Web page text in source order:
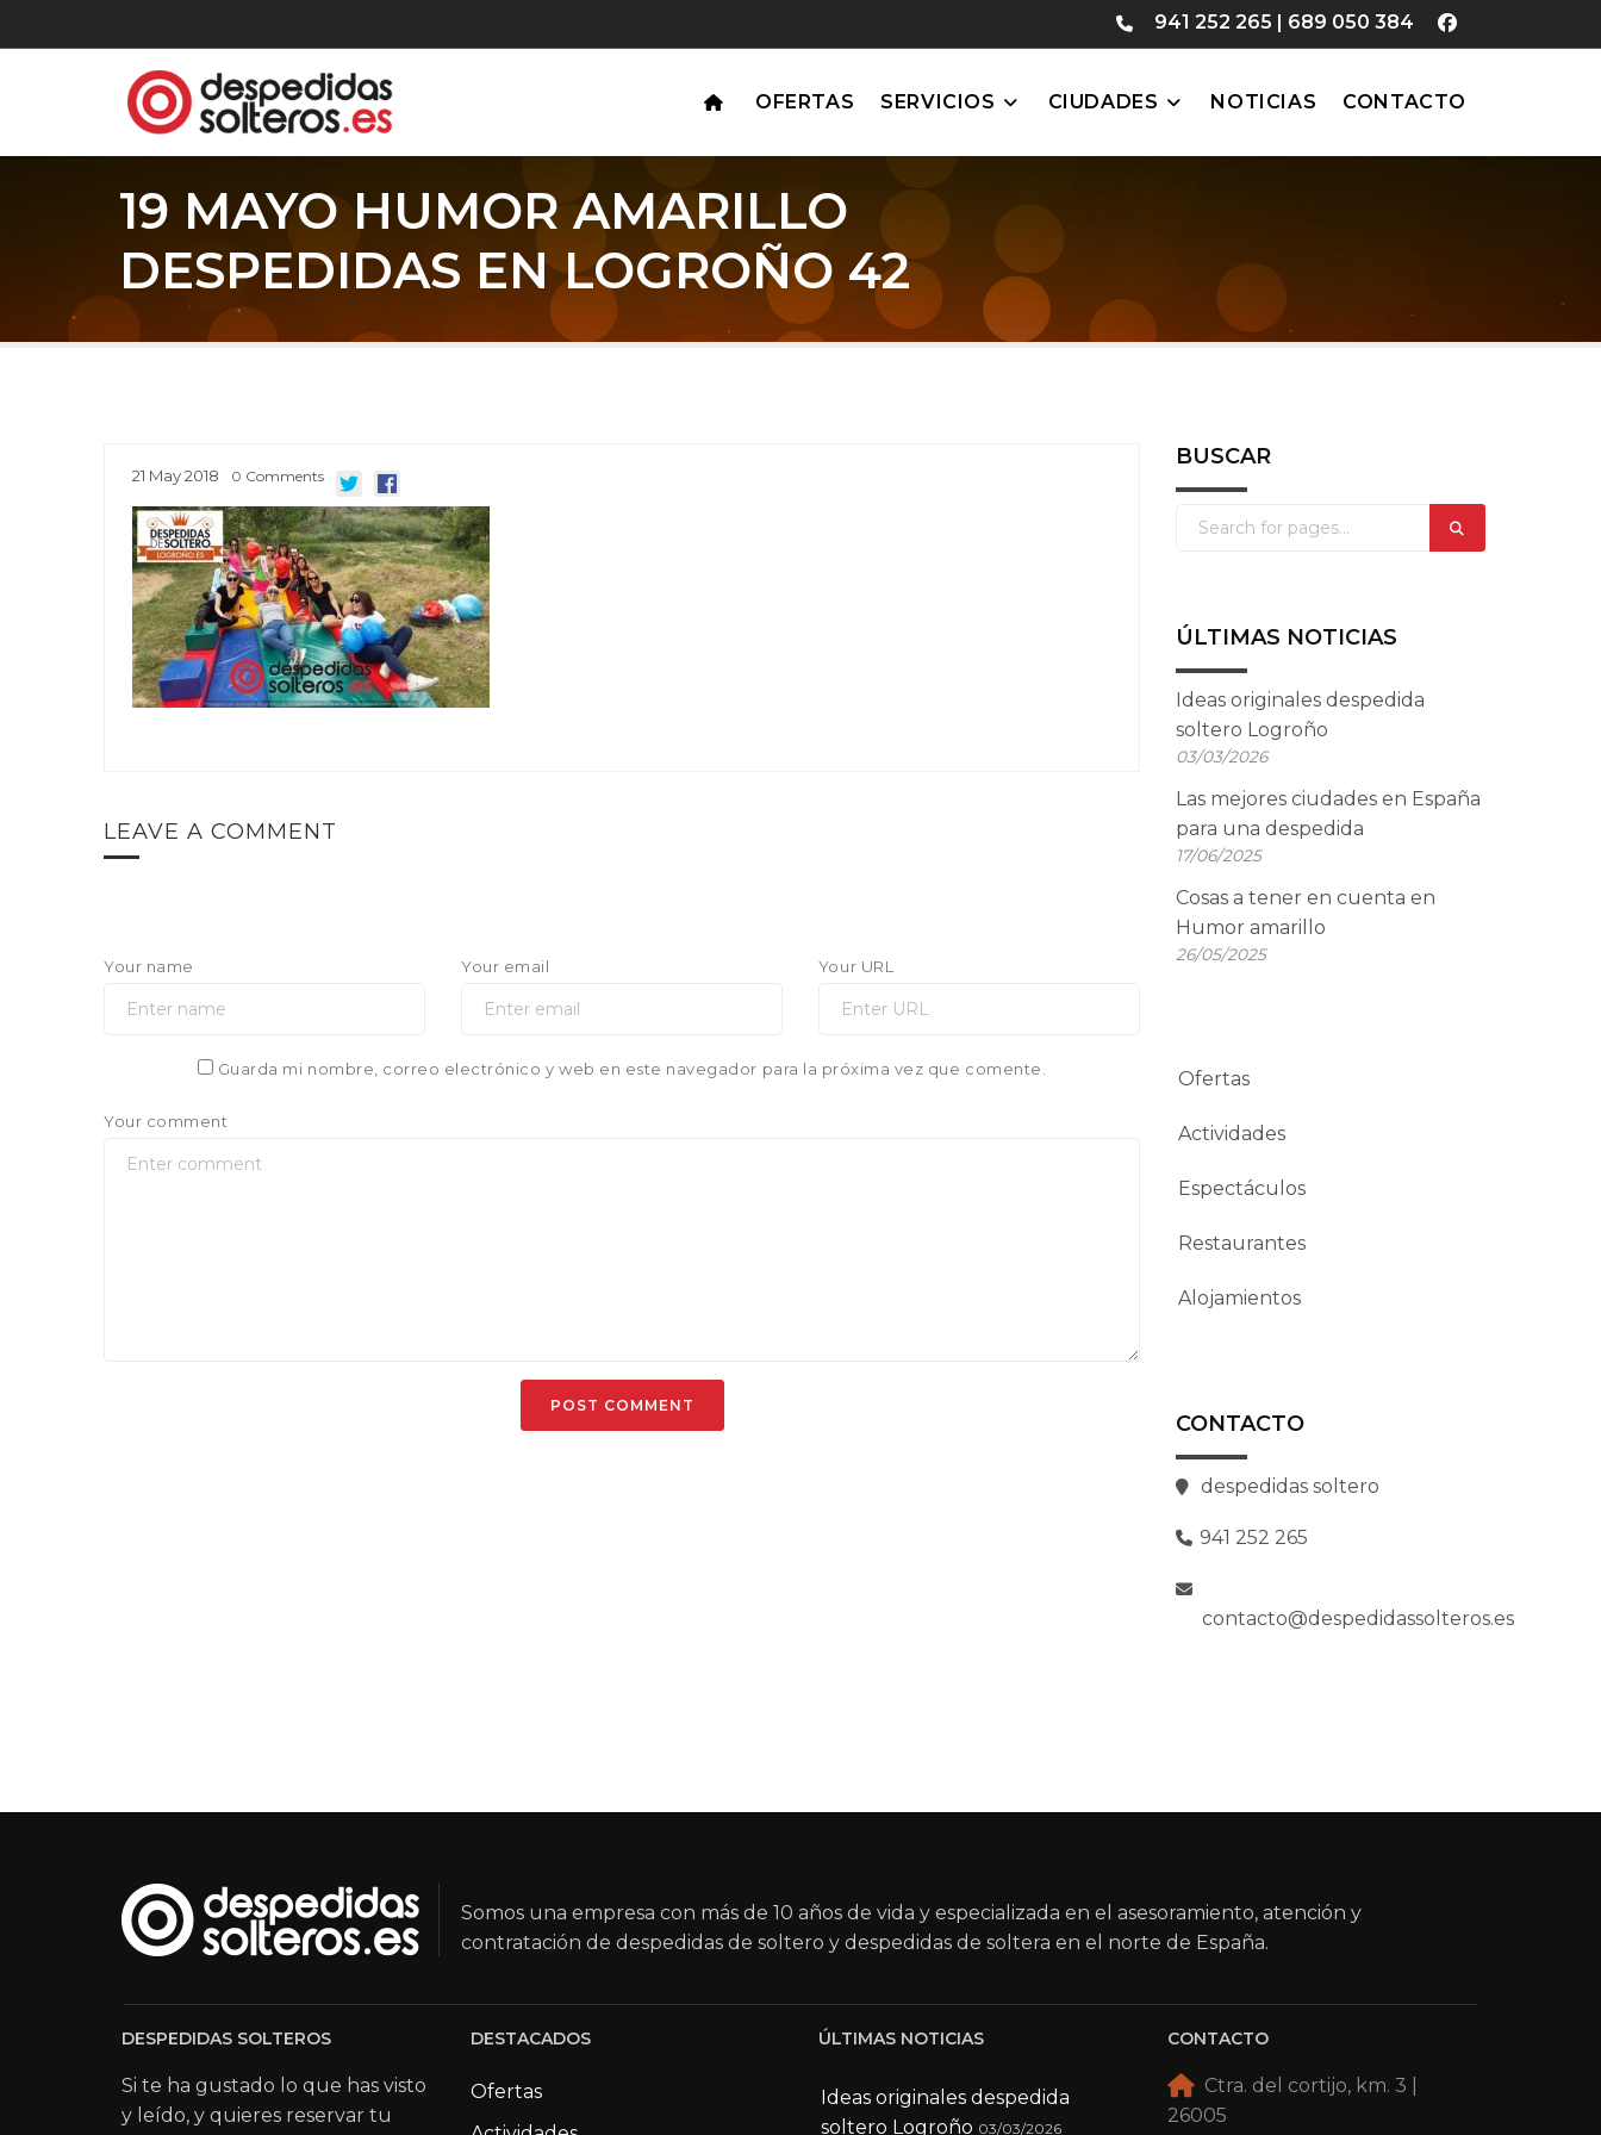
941 252 265 | 689 050 384
OFERTAS SERVICIOS CIUDADES NOTICIAS CONTACTO
19 MAYO HUMOR AMARILLO
DESPEDIDAS EN LOGROÑO 42
21 May2018 0 Comments
LEAVE A COMMENT
Your name Your email Your URL
Guarda mi nombre, correo electrónico y web en este navegador para la próxima vez que comente.
Your comment
BUSCAR
ÚLTIMAS NOTICIAS
Ideas originales despedida
soltero Logroño
03/03/2026
Las mejores ciudades en España
para una despedida
17/06/2025
Cosas a tener en cuenta en
Humor amarillo
26/05/2025
Ofertas
Actividades
Espectáculos
Restaurantes
Alojamientos
CONTACTO
despedidas soltero
941 252 265
contacto@despedidassolteros.es
Somos una empresa con más de 10 años de vida y especializada en el asesoramiento, atención y
contratación de despedidas de soltero y despedidas de soltera en el norte de España.
DESPEDIDAS SOLTEROS
Si te ha gustado lo que has visto
y leído, y quieres reservar tu
DESTACADOS
Ofertas
ÚLTIMAS NOTICIAS
Ideas originales despedida
soltero Logroño 03/03/2026
CONTACTO
Ctra. del cortijo, km. 3 |
26005